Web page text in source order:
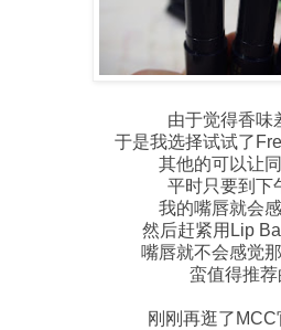
由于觉得香味
于是我选择试试了
其他的可以让
平时只要到下
我的嘴唇就会
然后赶紧用Lip
嘴唇就不会感觉
蛮值得推荐
刚刚再逛了MCC